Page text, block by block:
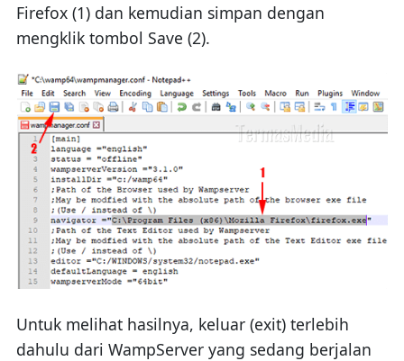
Firefox (1) dan kemudian simpan dengan
mengklik tombol Save (2).
Untuk melihat hasilnya, keluar (exit) terlebih
dahulu dari WampServer yang sedang berjalan